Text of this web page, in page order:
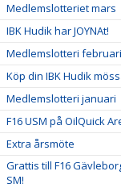
Medlemslotteriet mars
IBK Hudik har JOYNAt!
Medlemslotteri februari
Köp din IBK Hudik
Medlemslotteri januari
F16 USM på OilQuick
Extra årsmöte
Grattis till F16
SM!